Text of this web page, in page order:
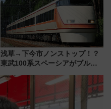
浅草→下今市ノンストップ！？
東武100系スペーシアがブルー
ー当時の停車駅」を再現 運転
時刻や特急券の買い方を紹介